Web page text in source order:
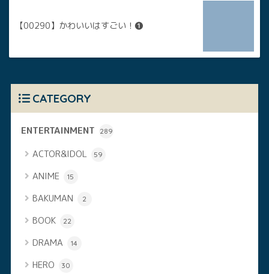
【00290】かわいいはすごい！❶
CATEGORY
ENTERTAINMENT 289
ACTOR&IDOL 59
ANIME 15
BAKUMAN 2
BOOK 22
DRAMA 14
HERO 30